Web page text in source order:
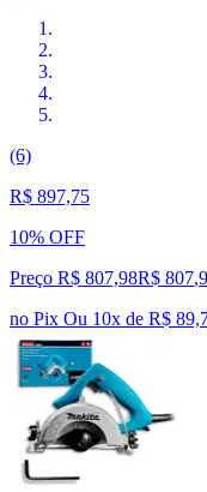
(6)
R$ 897,75
10% OFF
Preço R$ 807,98R$ 807,
no Pix Ou 10x de R$